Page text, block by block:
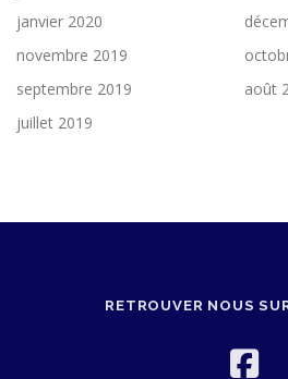
janvier 2020
novembre 2019
septembre 2019
août
juillet 2019
RETROUVER NOUS